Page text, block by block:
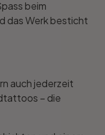
beim
das Werk besticht
auch jederzeit
– die